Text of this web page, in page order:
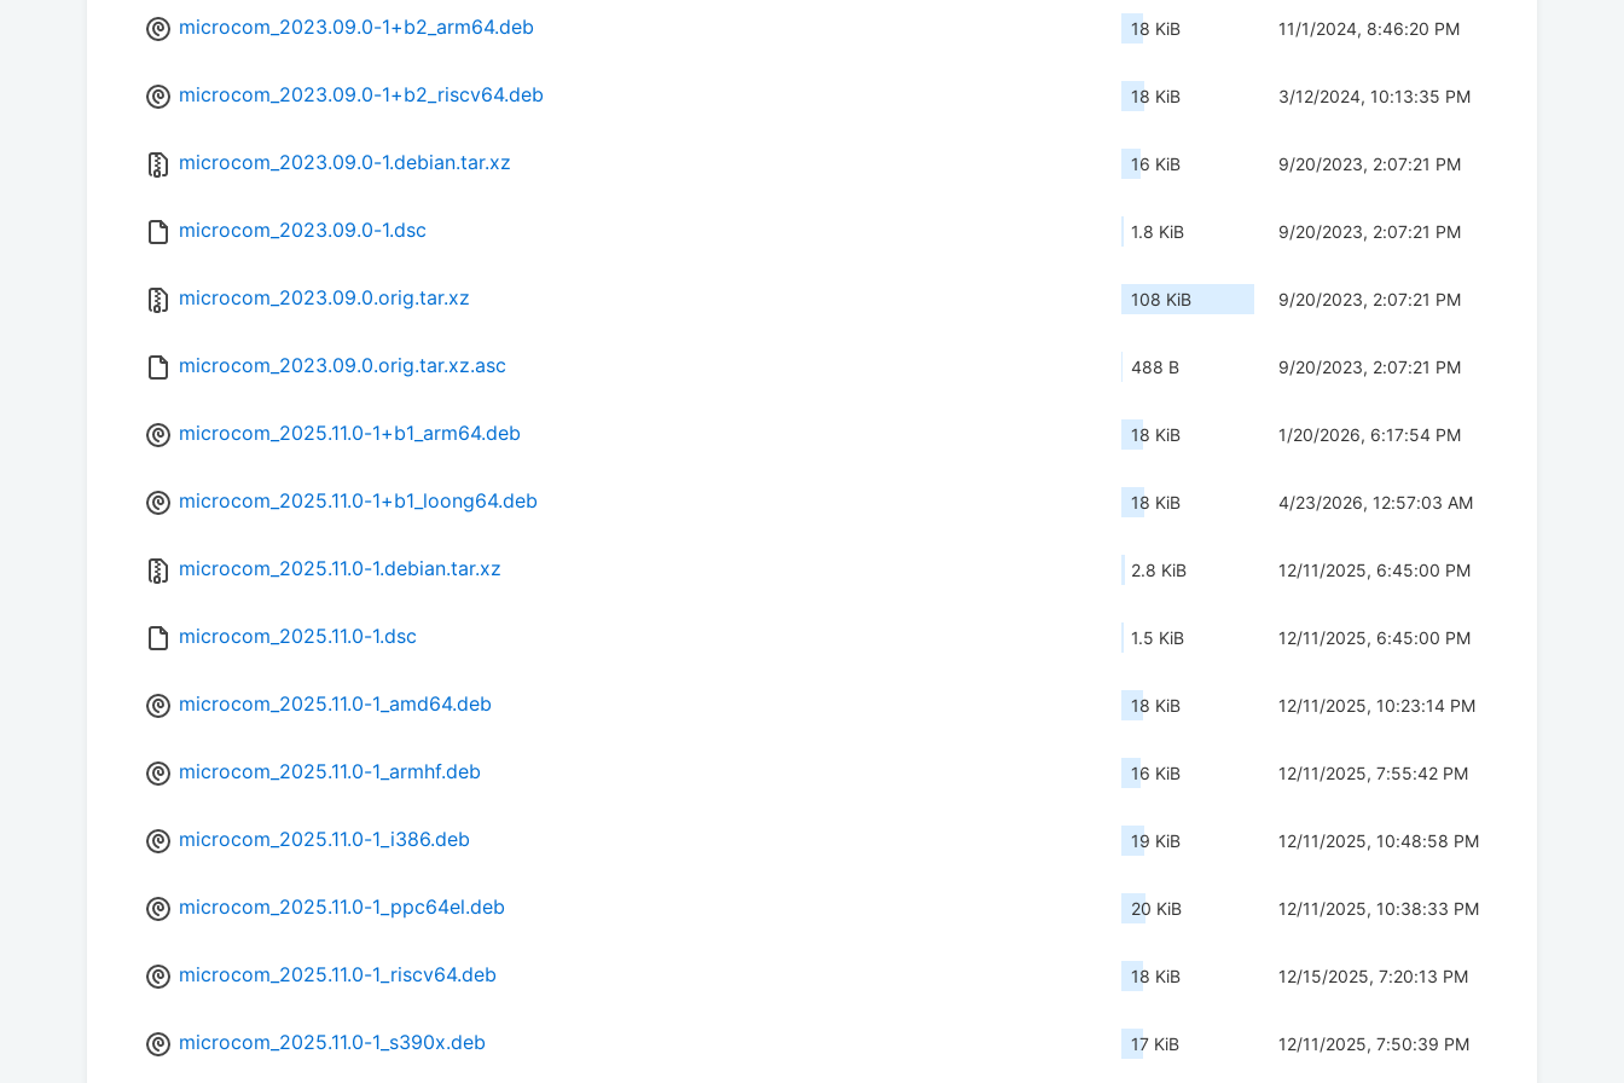
microcom_2023.09.0-1+b2_arm64.deb 18 KiB 11/1/2024, 8:46:20 PM
microcom_2023.09.0-1+b2_riscv64.deb 18 KiB 3/12/2024, 10:13:35 PM
microcom_2023.09.0-1.debian.tar.xz 16 KiB 9/20/2023, 2:07:21 PM
microcom_2023.09.0-1.dsc 1.8 KiB 9/20/2023, 2:07:21 PM
microcom_2023.09.0.orig.tar.xz 108 KiB 9/20/2023, 2:07:21 PM
microcom_2023.09.0.orig.tar.xz.asc 488 B 9/20/2023, 2:07:21 PM
microcom_2025.11.0-1+b1_arm64.deb 18 KiB 1/20/2026, 6:17:54 PM
microcom_2025.11.0-1+b1_loong64.deb 18 KiB 4/23/2026, 12:57:03 AM
microcom_2025.11.0-1.debian.tar.xz 2.8 KiB 12/11/2025, 6:45:00 PM
microcom_2025.11.0-1.dsc 1.5 KiB 12/11/2025, 6:45:00 PM
microcom_2025.11.0-1_amd64.deb 18 KiB 12/11/2025, 10:23:14 PM
microcom_2025.11.0-1_armhf.deb 16 KiB 12/11/2025, 7:55:42 PM
microcom_2025.11.0-1_i386.deb 19 KiB 12/11/2025, 10:48:58 PM
microcom_2025.11.0-1_ppc64el.deb 20 KiB 12/11/2025, 10:38:33 PM
microcom_2025.11.0-1_riscv64.deb 18 KiB 12/15/2025, 7:20:13 PM
microcom_2025.11.0-1_s390x.deb 17 KiB 12/11/2025, 7:50:39 PM